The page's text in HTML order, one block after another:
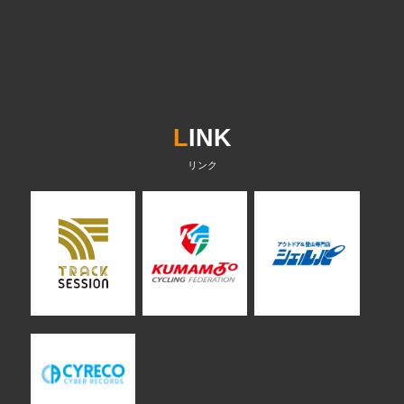
LINK